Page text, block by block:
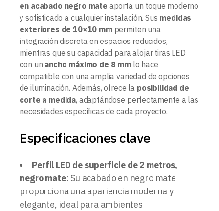
en acabado negro mate aporta un toque moderno
y sofisticado a cualquier instalación. Sus medidas
exteriores de 10×10 mmpermiten una
integración discreta en espacios reducidos,
mientras que su capacidad para alojar tiras LED
con un ancho máximo de 8 mm lo hace
compatible con una amplia variedad de opciones
de iluminación. Además, ofrece la posibilidad de
corte a medida, adaptándose perfectamente a las
necesidades específicas de cada proyecto.
Especificaciones clave
Perfil LED de superficie de 2 metros,
negro mate: Su acabado en negro mate
proporciona una apariencia moderna y
elegante, ideal para ambientes